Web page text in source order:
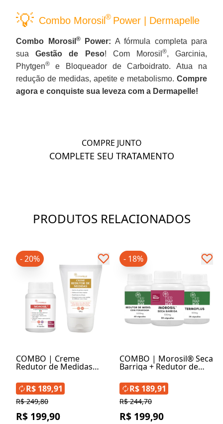
Combo Morosil ® Power | Dermapelle
Combo Morosil ®Power: A fórmula completa para
suaGestão de Peso! Com Morosil ®, Garcinia,
Phytgen®
e Bloqueador de Carboidrato. Atua na
redução de medidas, apetite e metabolismo. Compre
agora e conquiste sua leveza com a Dermapelle!
COMPRE JUNTO
COMPLETE SEU TRATAMENTO
PRODUTOS RELACIONADOS
COMBO | Creme
Redutor de Medidas
Barriga 500mg 30
Cápsulas
- 20%
R$ 249,80
R$ 199,90
R$ 189,91
COMBO | Morosil® Seca
Barriga + Redutor de
+ Termoplus
- 18%
R$ 244,70
R$ 199,90
R$ 189,91